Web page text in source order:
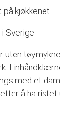
på kjøkkenet
i Sverige
uten
med et
å ha ristet